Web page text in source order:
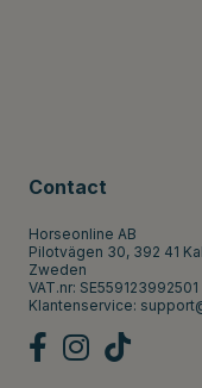
Contact
Horseonline AB
Pilotvägen 30, 392 41
Zweden
VAT.nr: SE559123992501
Klantenservice: